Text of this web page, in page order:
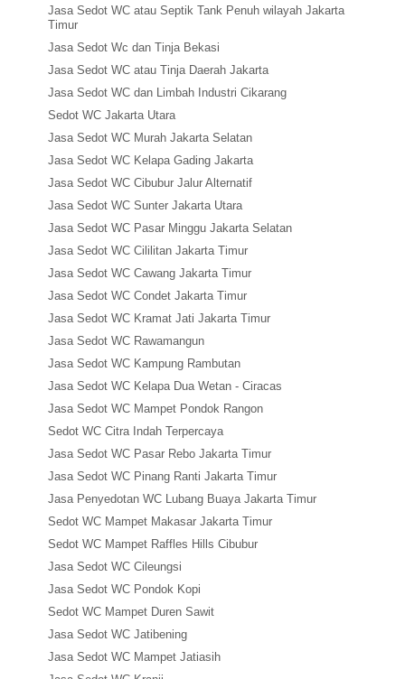
Jasa Sedot WC atau Septik Tank Penuh wilayah Jakarta
Timur
Jasa Sedot Wc dan Tinja Bekasi
Jasa Sedot WC atau Tinja Daerah Jakarta
Jasa Sedot WC dan Limbah Industri Cikarang
Sedot WC Jakarta Utara
Jasa Sedot WC Murah Jakarta Selatan
Jasa Sedot WC Kelapa Gading Jakarta
Jasa Sedot WC Cibubur Jalur Alternatif
Jasa Sedot WC Sunter Jakarta Utara
Jasa Sedot WC Pasar Minggu Jakarta Selatan
Jasa Sedot WC Cililitan Jakarta Timur
Jasa Sedot WC Cawang Jakarta Timur
Jasa Sedot WC Condet Jakarta Timur
Jasa Sedot WC Kramat Jati Jakarta Timur
Jasa Sedot WC Rawamangun
Jasa Sedot WC Kampung Rambutan
Jasa Sedot WC Kelapa Dua Wetan - Ciracas
Jasa Sedot WC Mampet Pondok Rangon
Sedot WC Citra Indah Terpercaya
Jasa Sedot WC Pasar Rebo Jakarta Timur
Jasa Sedot WC Pinang Ranti Jakarta Timur
Jasa Penyedotan WC Lubang Buaya Jakarta Timur
Sedot WC Mampet Makasar Jakarta Timur
Sedot WC Mampet Raffles Hills Cibubur
Jasa Sedot WC Cileungsi
Jasa Sedot WC Pondok Kopi
Sedot WC Mampet Duren Sawit
Jasa Sedot WC Jatibening
Jasa Sedot WC Mampet Jatiasih